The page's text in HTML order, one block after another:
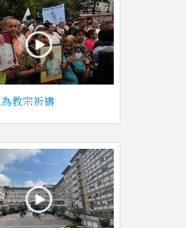
教宗祈禱